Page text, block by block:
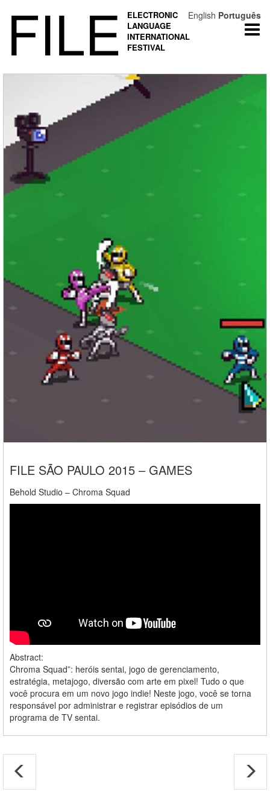
FILE
ELECTRONIC
LANGUAGE
INTERNATIONAL
FESTIVAL
FILE SÃO PAULO 2015 – GAMES
Behold Studio – Chroma Squad
Abstract:
Chroma Squad”: heróis sentai, jogo de gerenciamento,
estratégia, metajogo, diversão com arte em pixel! Tudo o que
você procura em um novo jogo indie! Neste jogo, você se torna
responsável por administrar e registrar episódios de um
programa de TV sentai.
English Português